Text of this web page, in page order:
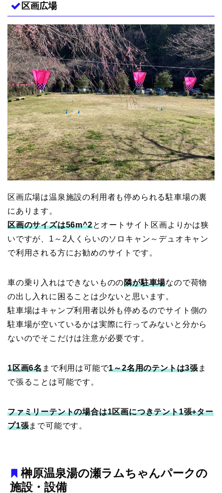
区画広場
区画広場は温泉施設の利用者も停められる駐車場の裏
にあります。
区画のサイズは56m^2とオートサイト区画よりかは狭
いですが、1～2人くらいのソロキャン～デュオキャン
で利用される方にお勧めのサイトです。
車の乗り入れはできないものの隣が駐車場なので荷物
の出し入れに困ることは少ないと思います。
駐車場はキャンプ利用者以外も停めるのでサイト側の
駐車場が空いているかは実際に行ってみないと分から
ないのでそこだけは注意が必要です。
1区画6名まで利用は可能で1～2名用のテントは3張ま
で張ることは可能です。
ファミリーテントの場合は1区画につきテント1張+ター
プ1張まで可能です。
榊原温泉湯の瀬ラムちゃんパークの
施設・設備